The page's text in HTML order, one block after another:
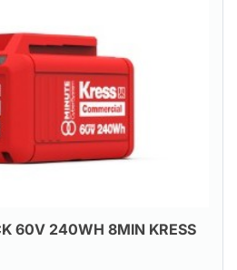
60V 240WH 8MIN KRESS